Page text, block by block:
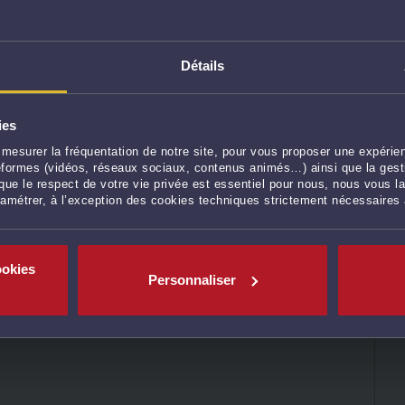
Détails
la fréquentation de notre site, pour vous proposer une
(vidéos, réseaux sociaux, contenus animés…) ainsi que la
le respect de votre vie privée est essentiel pour nous, nous vous
à l’exception des cookies techniques strictement
Personnaliser
une double
SAS
sociale (Code
statuts sociaux, le conseil de surveillance
pour seule mission de contrôler les organes
les membres du conseil de surveillance
toutefois, qu’il en va différemment s’il est
exercent en réalité une fonction de
pourvoi n° 21-25.175